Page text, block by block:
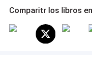
siente por el protegido
por el Boss desde que
Dentro de su código
Comparitr los libros